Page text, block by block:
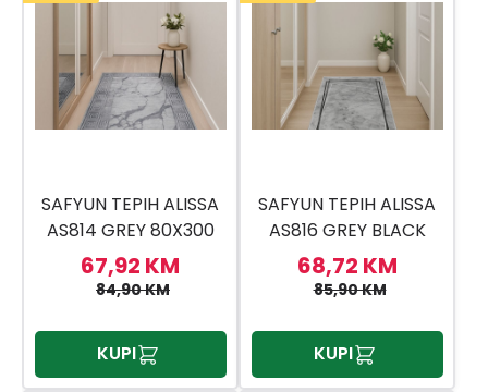
SAFYUN TEPIH ALISSA
AS814 GREY 80X300
67,92 KM
84,90 KM
KUPI
SAFYUN TEPIH ALISSA
AS816 GREY BLACK
80X300
68,72 KM
85,90 KM
KUPI